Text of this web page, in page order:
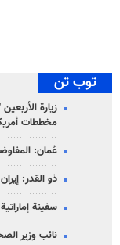
توب تن
زيارة
مخططات
عُمان:
ذو القدر:
سفينة
نائب وزير